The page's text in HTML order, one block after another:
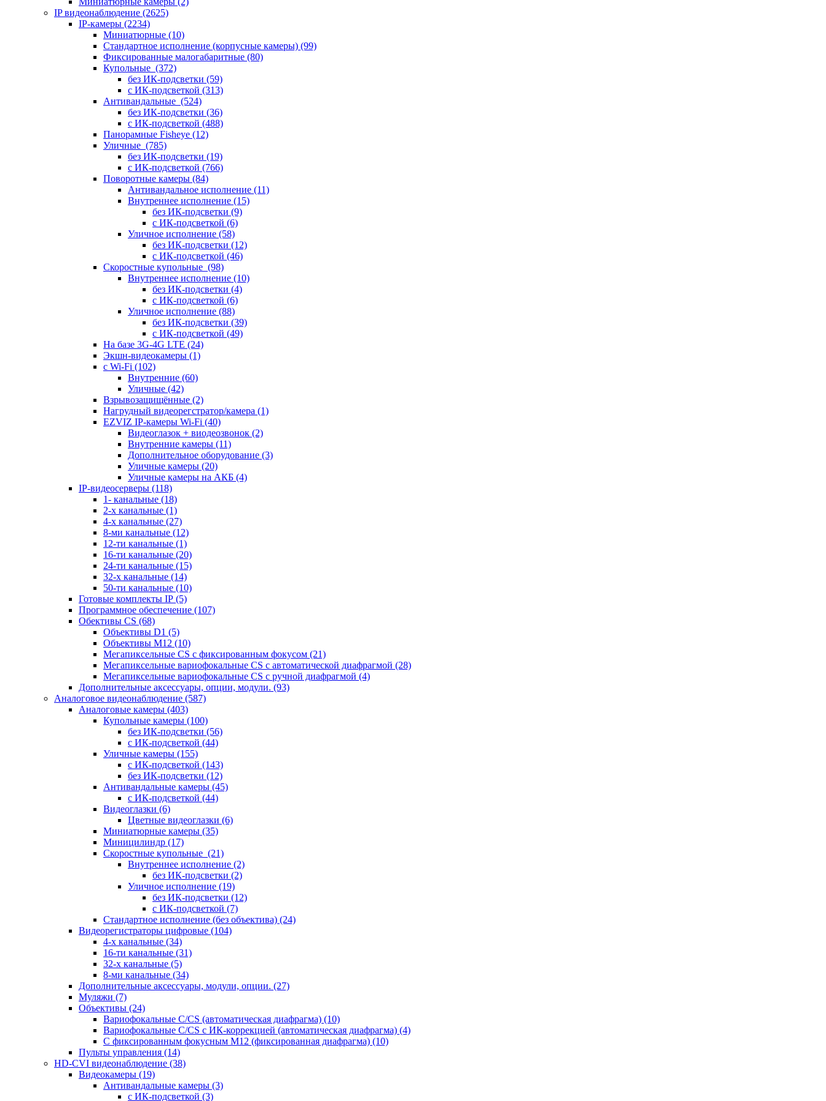
IP видеонаблюдение (2625)
IP-камеры (2234)
Миниатюрные (10)
Стандартное исполнение (корпусные камеры) (99)
Фиксированные малогабаритные (80)
Купольные (372)
без ИК-подсветки (59)
с ИК-подсветкой (313)
Антивандальные (524)
без ИК-подсветки (36)
с ИК-подсветкой (488)
Панорамные Fisheye (12)
Уличные (785)
без ИК-подсветки (19)
с ИК-подсветкой (766)
Поворотные камеры (84)
Антивандальное исполнение (11)
Внутреннее исполнение (15)
без ИК-подсветки (9)
с ИК-подсветкой (6)
Уличное исполнение (58)
без ИК-подсветки (12)
с ИК-подсветкой (46)
Скоростные купольные (98)
Внутреннее исполнение (10)
без ИК-подсветки (4)
с ИК-подсветкой (6)
Уличное исполнение (88)
без ИК-подсветки (39)
с ИК-подсветкой (49)
На базе 3G-4G LTE (24)
Экшн-видеокамеры (1)
с Wi-Fi (102)
Внутренние (60)
Уличные (42)
Взрывозащищённые (2)
Нагрудный видеорегстратор/камера (1)
EZVIZ IP-камеры Wi-Fi (40)
Видеоглазок + виодеозвонок (2)
Внутренние камеры (11)
Дополнительное оборудование (3)
Уличные камеры (20)
Уличные камеры на АКБ (4)
IP-видеосерверы (118)
1- канальные (18)
2-х канальные (1)
4-х канальные (27)
8-ми канальные (12)
12-ти канальные (1)
16-ти канальные (20)
24-ти канальные (15)
32-х канальные (14)
50-ти канальные (10)
Готовые комплекты IP (5)
Программное обеспечение (107)
Обективы CS (68)
Объективы D1 (5)
Объективы M12 (10)
Мегапиксельные CS c фиксированным фокусом (21)
Мегапиксельные вариофокальные CS c автоматической диафрагмой (28)
Мегапиксельные вариофокальные CS c ручной диафрагмой (4)
Дополнительные аксессуары, опции, модули. (93)
Аналоговое видеонаблюдение (587)
Аналоговые камеры (403)
Купольные камеры (100)
без ИК-подсветки (56)
с ИК-подсветкой (44)
Уличные камеры (155)
с ИК-подсветкой (143)
без ИК-подсветки (12)
Антивандальные камеры (45)
с ИК-подсветкой (44)
Видеоглазки (6)
Цветные видеоглазки (6)
Миниатюрные камеры (35)
Миницилиндр (17)
Скоростные купольные (21)
Внутреннее исполнение (2)
без ИК-подсветки (2)
Уличное исполнение (19)
без ИК-подсветки (12)
с ИК-подсветкой (7)
Стандартное исполнение (без объектива) (24)
Видеорегистраторы цифровые (104)
4-х канальные (34)
16-ти канальные (31)
32-х канальные (5)
8-ми канальные (34)
Дополнительные аксессуары, модули, опции. (27)
Муляжи (7)
Объективы (24)
Вариофокальные C/CS (автоматическая диафрагма) (10)
Вариофокальные C/CS с ИК-коррекцией (автоматическая диафрагма) (4)
С фиксированным фокусным М12 (фиксированная диафрагма) (10)
Пульты управления (14)
HD-CVI видеонаблюдение (38)
Видеокамеры (19)
Антивандальные камеры (3)
с ИК-подсветкой (3)